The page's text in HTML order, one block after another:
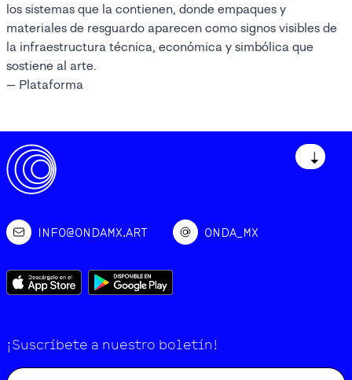
los sistemas que la contienen, donde empaques y
materiales de resguardo aparecen como signos visibles de
la infraestructura técnica, económica y simbólica que
sostiene al arte.
— Plataforma
↓
INFO@ONDAMX.ART ONDA_MX
¡Suscríbete a nuestro boletín!